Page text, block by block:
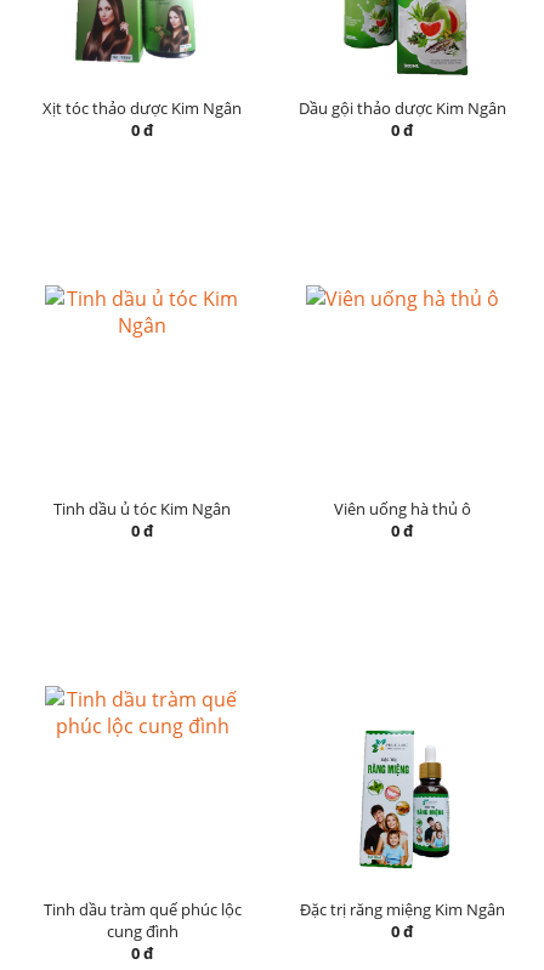
Xịt tóc thảo dược Kim Ngân
0 đ
Dầu gội thảo dược Kim Ngân
0 đ
Tinh dầu ủ tóc Kim Ngân
0 đ
Viên uống hà thủ ô
0 đ
Tinh dầu tràm quế phúc lộc
cung đình
0 đ
Đặc trị răng miệng Kim Ngân
0 đ